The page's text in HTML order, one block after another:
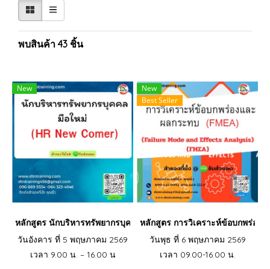
พบสินค้า 43 ชิ้น
New
หลักสูตร นักบริหารทรัพยากรบุคคลมือใหม่ (HR New Comer)
วันอังคาร ที่ 5 พฤษภาคม 2569
เวลา 9.00 น. – 16.00 น
New
Best Seller
หลักสูตร การวิเคราะห์ข้อบกพร่อง
วันพุธ ที่ 6 พฤษภาคม 2569
เวลา 09.00-16.00 น.